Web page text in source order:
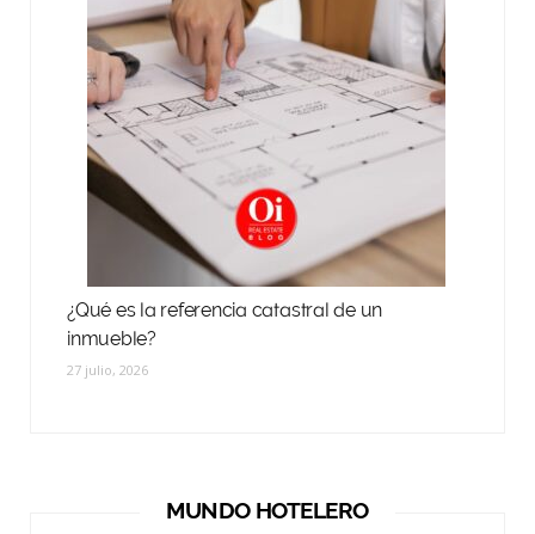
¿Qué es la referencia catastral de un
inmueble?
27 julio, 2026
MUNDO HOTELERO